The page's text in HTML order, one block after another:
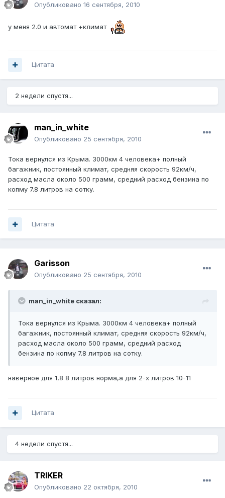
Опубликовано 16 сентября, 2010
у меня 2.0 и автомат +климат
Цитата
2 недели спустя...
man_in_white
Опубликовано 25 сентября, 2010
Тока вернулся из Крыма. 3000км 4 человека+ полный
багажник, постоянный климат, средняя скорость 92км/ч,
расход масла около 500 грамм, средний расход бензина по
копму 7.8 литров на сотку.
Цитата
Garisson
Опубликовано 25 сентября, 2010
man_in_white сказал:
Тока вернулся из Крыма. 3000км 4 человека+ полный
багажник, постоянный климат, средняя скорость 92км/ч,
расход масла около 500 грамм, средний расход
бензина по копму 7.8 литров на сотку.
наверное для 1,8 8 литров норма,а для 2-х литров 10-11
Цитата
4 недели спустя...
TRIKER
Опубликовано 22 октября, 2010